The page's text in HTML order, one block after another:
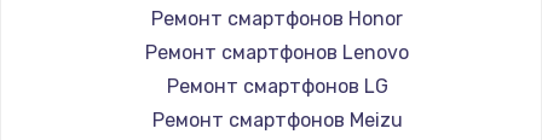
Замена корпуса
890 руб.
Заказать
Ремонт смартфонов Honor
Ремонт смартфонов Lenovo
Ремонт смартфонов LG
Ремонт смартфонов Meizu